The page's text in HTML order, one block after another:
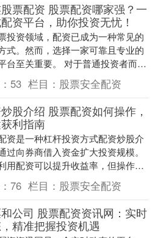
票配资 股票配资哪家强？一
资平台，助你投资无忧！
投资领域，配资已成为一种常见的
式。然而，选择一家可靠且专业的
台至关重要。 对于普通投资者而
资炒股也有一定的风险。投资者需
了解配资炒....
53 栏目： 股票安全配资
股介绍 股票配资如何操作，
利指南
资是一种杠杆投资方式配资炒股介
过向券商借入资金扩大投资规模。
用配资可以提升收益率，但操作不
能带来风险。以下是一份稳健获利
* **....
76 栏目： 股票安全配资
公司 股票配资资讯网：实时
精准把握投资机遇